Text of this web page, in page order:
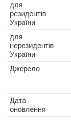
для
резидентів
України
для
нерезидентів
України
Джерело
Дата
оновлення